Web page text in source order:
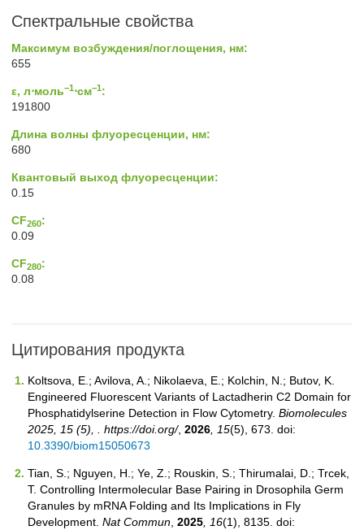
Спектральные свойства
Максимум возбуждения/поглощения, нм:
655
ε, л⋅моль−1⋅см−1:
191800
Длина волны флуоресценции, нм:
680
Квантовый выход флуоресценции:
0.15
CF260:
0.09
CF280:
0.08
Цитирования продукта
Koltsova, E.; Avilova, A.; Nikolaeva, E.; Kolchin, N.; Butov, K.
Engineered Fluorescent Variants of Lactadherin C2 Domain for
Phosphatidylserine Detection in Flow Cytometry. Biomolecules
2025, 15 (5), . https://doi.org/, 2026 , 15(5), 673. doi:
10.3390/biom15050673
Tian, S.; Nguyen, H.; Ye, Z.; Rouskin, S.; Thirumalai, D.; Trcek,
T. Controlling Intermolecular Base Pairing in Drosophila Germ
Granules by mRNA Folding and Its Implications in Fly
Development. Nat Commun 2025 , 16(1), 8135. doi: